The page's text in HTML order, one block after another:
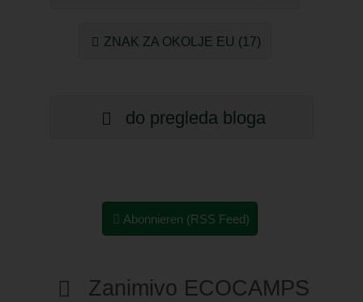
ZNAK ZA OKOLJE EU (17)
do pregleda bloga
Abonnieren (RSS Feed)
Zanimivo ECOCAMPS